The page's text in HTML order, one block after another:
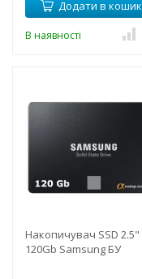
Додати в кошик
В наявності
Накопичувач SSD 2.5"
120Gb Samsung БУ